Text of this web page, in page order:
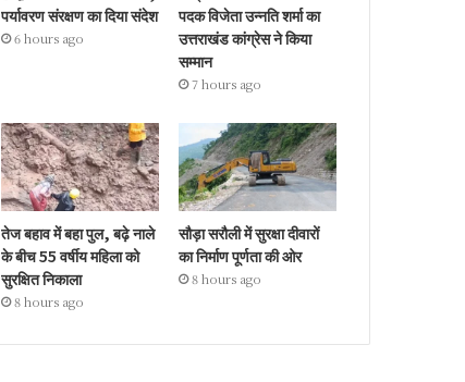
पर्यावरण संरक्षण का दिया संदेश
6 hours ago
पदक विजेता उन्नति शर्मा का
उत्तराखंड कांग्रेस ने किया
सम्मान
7 hours ago
तेज बहाव में बहा पुल, बढ़े नाले
के बीच 55 वर्षीय महिला को
सुरक्षित निकाला
8 hours ago
सौड़ा सरौली में सुरक्षा दीवारों
का निर्माण पूर्णता की ओर
8 hours ago